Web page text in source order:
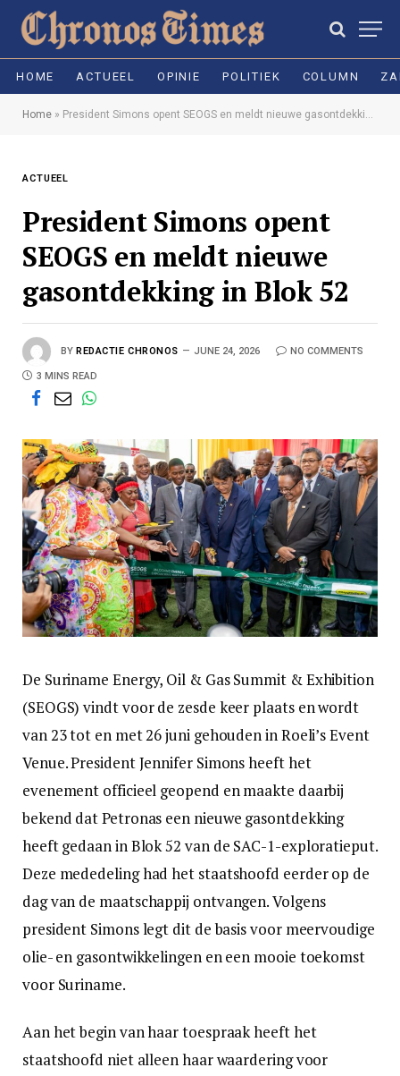
HOME ACTUEEL OPINIE POLITIEK COLUMN
Home » President Simons opent SEOGS en meldt nieuwe gasontdekking in Blok 52
ACTUEEL
President Simons opent
SEOGS en meldt nieuwe
gasontdekking in Blok 52
BY REDACTIE CHRONOS JUNE 24, 2026 NO COMMENTS
3 MINS READ
De Suriname Energy, Oil & Gas Summit & Exhibition
(SEOGS) vindt voor de zesde keer plaats en wordt
van 23 tot en met 26 juni gehouden in Roeli’s Event
Venue. President Jennifer Simons heeft het
evenement officieel geopend en maakte daarbij
bekend dat Petronas een nieuwe gasontdekking
heeft gedaan in Blok 52 van de SAC-1-exploratieput.
Deze mededeling had het staatshoofd eerder op de
dag van de maatschappij ontvangen. Volgens
president Simons legt dit de basis voor meervoudige
olie- en gasontwikkelingen en een mooie toekomst
voor Suriname.
Aan het begin van haar toespraak heeft het
staatshoofd niet alleen haar waardering voor